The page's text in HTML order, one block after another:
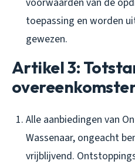
toepassing en worden
gewezen.
Artikel 3:
Alle aanbiedingen van
Wassenaar, ongeacht
vrijblijvend.